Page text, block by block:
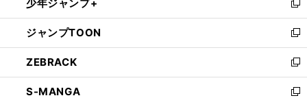
く
で
開
く
ド
ウ
で
開
く
ィ
ン
ド
ウ
で
開
く
い
ウ
ィ
ン
ド
ウ
で
少年ジャンプ+
新
し
い
ウ
ィ
ン
ド
ジャンプTOON
新
し
い
ウ
ィ
ZEBRACK
新
し
い
S-MANGA
新